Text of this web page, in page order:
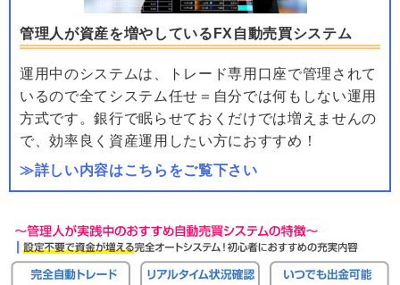
管理人が資産を増やしているFX自動売買システム
運用中のシステムは、トレード専用口座で管理されて
いるので全てシステム任せ＝自分では何もしない運用
方式です。銀行で眠らせておくだけでは増えませんの
で、効率良く資産運用したい方におすすめ！
≫詳しい内容はこちらをご覧下さい